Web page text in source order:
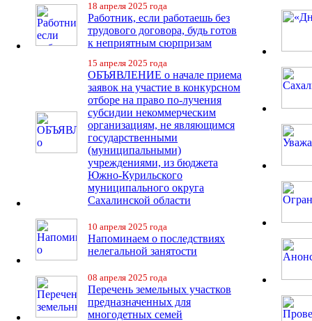
18 апреля 2025 года
Работник, если работаешь без
трудового договора, будь готов
к неприятным сюрпризам
15 апреля 2025 года
ОБЪЯВЛЕНИЕ о начале приема
заявок на участие в конкурсном
отборе на право по-лучения
субсидии некоммерческим
организациям, не являющимся
государственными
(муниципальными)
учреждениями, из бюджета
Южно-Курильского
муниципального округа
Сахалинской области
10 апреля 2025 года
Напоминаем о последствиях
нелегальной занятости
08 апреля 2025 года
Перечень земельных участков
предназначенных для
многодетных семей